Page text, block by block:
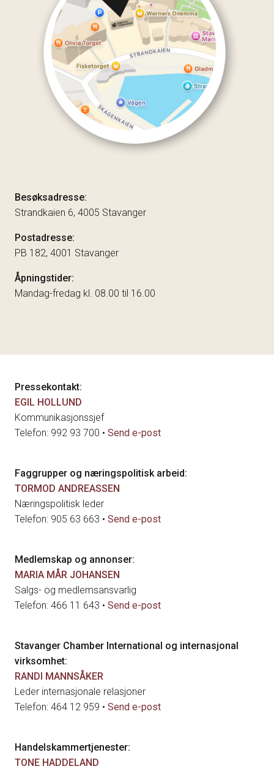
Besøksadresse:
Strandkaien 6, 4005 Stavanger
Postadresse:
PB 182, 4001 Stavanger
Åpningstider:
Mandag-fredag kl. 08.00 til 16.00
Pressekontakt:
EGIL HOLLUND
Kommunikasjonssjef
Telefon: 992 93 700 • Send e-post
Faggrupper og næringspolitisk arbeid:
TORMOD ANDREASSEN
Næringspolitisk leder
Telefon: 905 63 663 • Send e-post
Medlemskap og annonser:
MARIA MÅR JOHANSEN
Salgs- og medlemsansvarlig
Telefon: 466 11 643 • Send e-post
Stavanger Chamber International og internasjonal
virksomhet:
RANDI MANNSÅKER
Leder internasjonale relasjoner
Telefon: 464 12 959 • Send e-post
Handelskammertjenester:
TONE HADDELAND